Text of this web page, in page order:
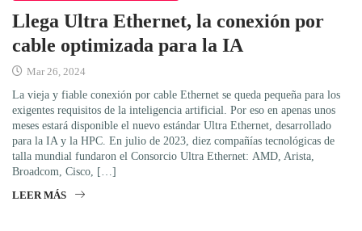
Llega Ultra Ethernet, la conexión por
cable optimizada para la IA
Mar 26, 2024
La vieja y fiable conexión por cable Ethernet se queda pequeña para los
exigentes requisitos de la inteligencia artificial. Por eso en apenas unos
meses estará disponible el nuevo estándar Ultra Ethernet, desarrollado
para la IA y la HPC. En julio de 2023, diez compañías tecnológicas de
talla mundial fundaron el Consorcio Ultra Ethernet: AMD, Arista,
Broadcom, Cisco, […]
LEER MÁS